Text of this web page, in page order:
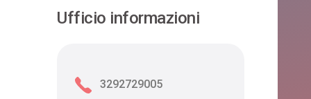
Ufficio informazioni
3292729005